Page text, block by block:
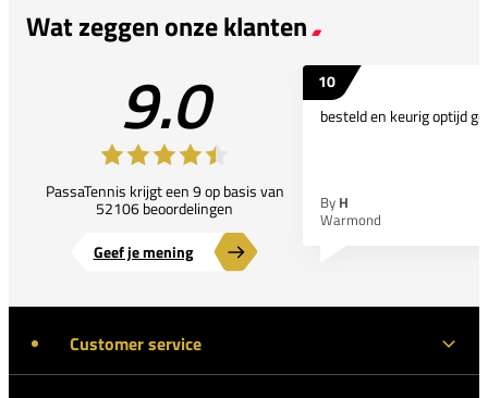
Wat zeggen onze klanten
9.0
PassaTennis krijgt een 9 op basis van
52106 beoordelingen
Geef je mening
10
besteld en keurig optijd
By H
Warmond
Customer service